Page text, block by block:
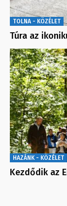
TOLNA - KÖZÉLET
Túra az
HAZÁNK - KÖZÉLET
Kezdődik az